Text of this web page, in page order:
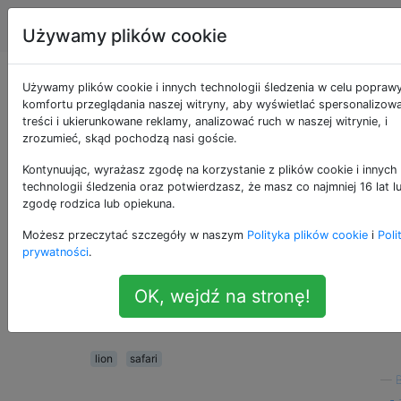
Apple Tagi
Jak wyłączyć tryb
tylko Safari?
16
Nie chcę włączać trybu Lion's Safari tylko.
uruchomieniu systemu nadal widzę element
Czy brakuje gdzieś ustawienia wyłączania
tylko dla Safari?
lion
safari
Używamy plików cookie
Używamy plików cookie i innych technologii śledzenia w celu
komfortu przeglądania naszej witryny, aby wyświetlać
treści i ukierunkowane reklamy, analizować ruch w naszej witrynie, i
zrozumieć, skąd pochodzą nasi goście.
Kontynuując, wyrażasz zgodę na korzystanie z plików cookie i innych
technologii śledzenia oraz potwierdzasz, że masz co najmniej 16 lat
zgodę rodzica lub opiekuna.
Możesz przeczytać szczegóły w naszym Polityka plików cookie i
prywatności.
OK, wejdź na stronę!